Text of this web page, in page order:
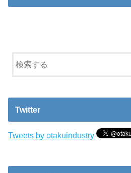
Twitter
Tweets by otakuindustry